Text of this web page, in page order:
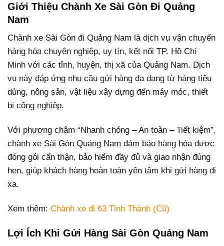
Giới Thiệu Chành Xe Sài Gòn Đi Quảng
Nam
Chành xe Sài Gòn đi Quảng Nam là dịch vụ vận chuyển
hàng hóa chuyên nghiệp, uy tín, kết nối TP. Hồ Chí
Minh với các tỉnh, huyện, thị xã của Quảng Nam. Dịch
vụ này đáp ứng nhu cầu gửi hàng đa dạng từ hàng tiêu
dùng, nông sản, vật liệu xây dựng đến máy móc, thiết
bị công nghiệp.
Với phương châm “Nhanh chóng – An toàn – Tiết kiệm”,
chành xe Sài Gòn Quảng Nam đảm bảo hàng hóa được
đóng gói cẩn thận, bảo hiểm đầy đủ và giao nhận đúng
hẹn, giúp khách hàng hoàn toàn yên tâm khi gửi hàng đi
xa.
Xem thêm: Chành xe đi 63 Tỉnh Thành (Cũ)
Lợi Ích Khi Gửi Hàng Sài Gòn Quảng Nam